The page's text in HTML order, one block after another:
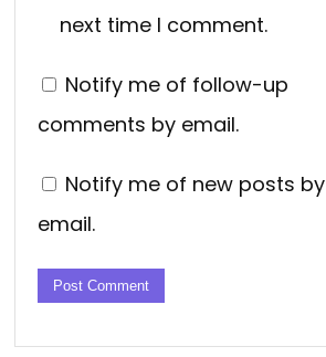
next time I comment.
Notify me of follow-up
comments by email.
Notify me of new posts by
email.